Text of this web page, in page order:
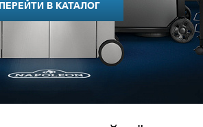
ПЕРЕЙТИ В КАТАЛОГ